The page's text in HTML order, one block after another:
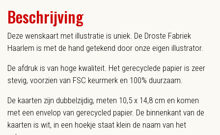
Beschrijving
Deze wenskaart met illustratie is uniek. De Droste Fabriek
Haarlem is met de hand getekend door onze eigen illustrator.
De afdruk is van hoge kwaliteit. Het gerecyclede papier is zeer
stevig, voorzien van FSC keurmerk en 100% duurzaam.
De kaarten zijn dubbelzijdig, meten 10,5 x 14,8 cm en komen
met een envelop van gerecycled papier. De binnenkant van de
kaarten is wit, in een hoekje staat klein de naam van het